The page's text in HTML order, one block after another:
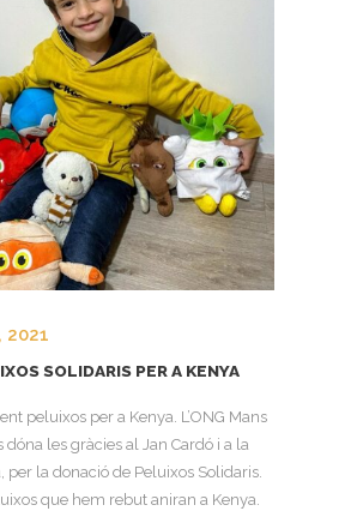
2021
SOLIDARIS PER A KENYA
peluixos per a Kenya. L’ONG Mans
dóna les gràcies al Jan Cardó i a la
per la donació de Peluixos Solidaris.
que hem rebut aniran a Kenya.